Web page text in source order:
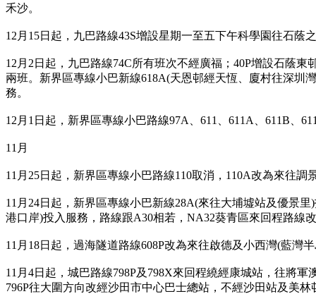
禾沙。
12月15日起，九巴路線43S增設星期一至五下午科學園往石蔭
12月2日起，九巴路線74C所有班次不經廣福；40P增設石蔭
兩班。新界區專線小巴新線618A(天恩邨經天恆、廈村往深圳
務。
12月1日起，新界區專線小巴路線97A、611、611A、611B、
11月
11月25日起，新界區專線小巴路線110取消，110A改為來往調
11月24日起，新界區專線小巴新線28A(來往大埔墟站及優景
港口岸)投入服務，路線跟A30相若，NA32葵青區來回程路線
11月18日起，過海隧道路線608P改為來往啟德及小西灣(藍灣
11月4日起，城巴路線798P及798X來回程繞經康城站，往將
796P往大圍方向改經沙田市中心巴士總站，不經沙田站及美